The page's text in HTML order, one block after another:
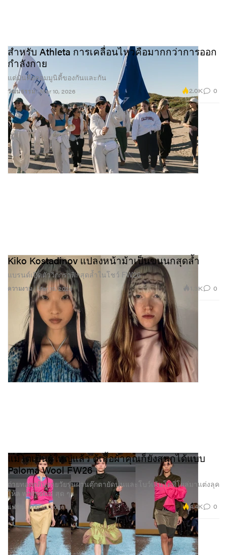
วัฒนธรรม
สำหรับ Athleta การเคลื่อนไหวคือมากกว่าการออก
กำลังกาย
แต่มันคือคอมมูนิตี้ของกันและกัน
Mar 10, 2026 2.0K 0
ความงาม
Kiko Kostadinov แปลงหน้าม้าเป็นขนนกสุดล้ำ
แบรนด์เปิดตัววิกกราฟิกสุดล้ำในโชว์ FW26
Mar 10, 2026 1.3K 0
แฟชั่น
แม้โตเป็นผู้ใหญ่แล้ว ตู้เสื้อผ้าคุณก็ยังสนุกได้แบบ
Paloma Wool FW26
ถ่ายทอดกลิ่นอายวัยรุ่นผ่านตุ๊กตายัดนุ่นและโบว์เส้นโตที่โผล่มาแต่งลุค
ให้ล whimsical สุด ๆ
Mar 10, 2026 4.4K 0